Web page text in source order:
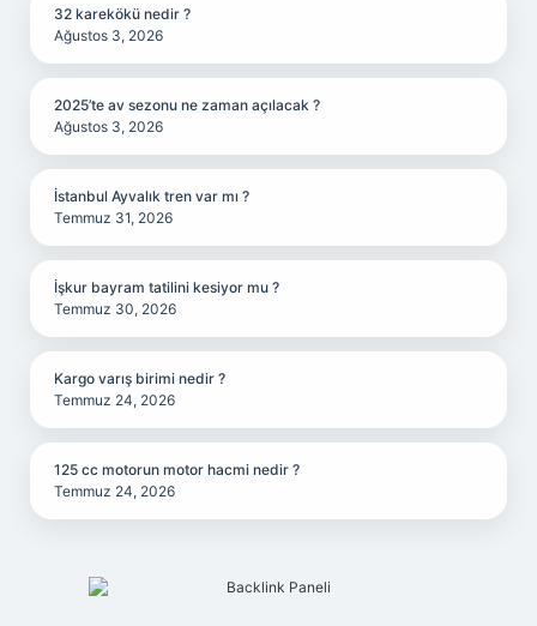
32 karekökü nedir ?
Ağustos 3, 2026
2025’te av sezonu ne zaman açılacak ?
Ağustos 3, 2026
İstanbul Ayvalık tren var mı ?
Temmuz 31, 2026
İşkur bayram tatilini kesiyor mu ?
Temmuz 30, 2026
Kargo varış birimi nedir ?
Temmuz 24, 2026
125 cc motorun motor hacmi nedir ?
Temmuz 24, 2026